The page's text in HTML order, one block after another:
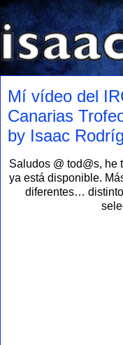
Mí vídeo del
Canarias
by Isaac
Saludos @ tod@s,
ya está disponible.
diferentes…